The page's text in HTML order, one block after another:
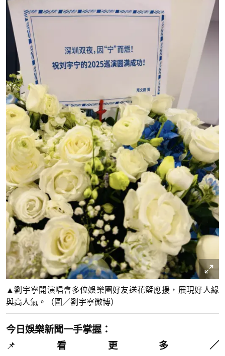
▲劉宇寧開演唱會多位娛樂圈好友送花籃應援，展現好人緣
與高人氣。（圖／劉宇寧微博）
今日娛樂新聞一手掌握：
📌看更多／